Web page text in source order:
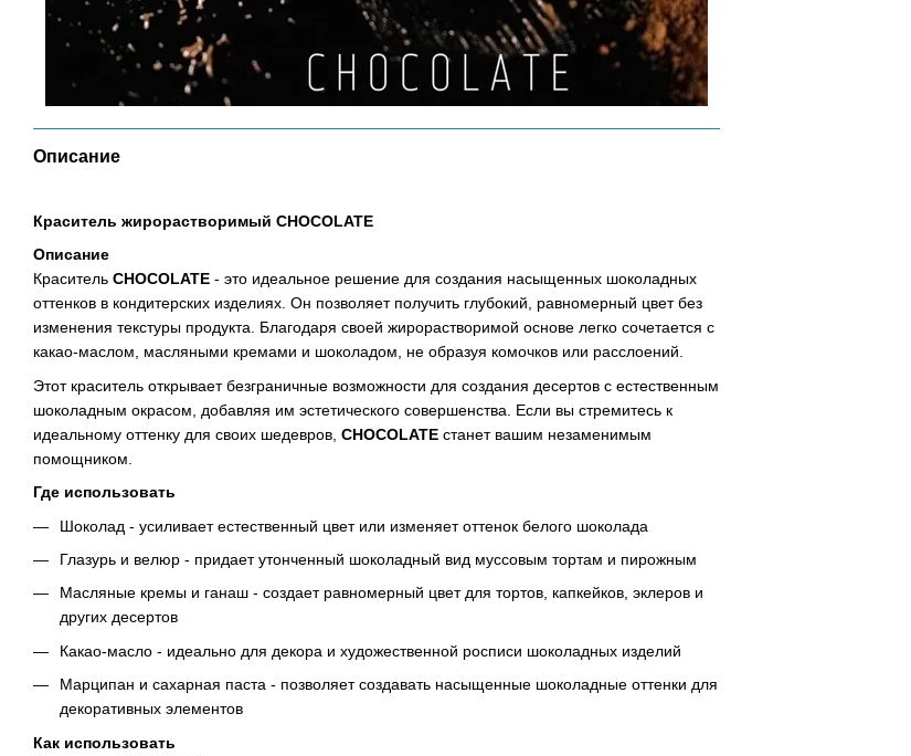
Описание
Краситель жирорастворимый CHOCOLATE
Описание
Краситель CHOCOLATE - это идеальное решение для создания насыщенных шоколадных
оттенков в кондитерских изделиях. Он позволяет получить глубокий, равномерный цвет без
изменения текстуры продукта. Благодаря своей жирорастворимой основе легко сочетается с
какао-маслом, масляными кремами и шоколадом, не образуя комочков или расслоений.
Этот краситель открывает безграничные возможности для создания десертов с естественным
шоколадным окрасом, добавляя им эстетического совершенства. Если вы стремитесь к
идеальному оттенку для своих шедевров, CHOCOLATE станет вашим незаменимым
помощником.
Где использовать
Шоколад - усиливает естественный цвет или изменяет оттенок белого шоколада
Глазурь и велюр - придает утонченный шоколадный вид муссовым тортам и пирожным
Масляные кремы и ганаш - создает равномерный цвет для тортов, капкейков, эклеров и
других десертов
Какао-масло - идеально для декора и художественной росписи шоколадных изделий
Марципан и сахарная паста - позволяет создавать насыщенные шоколадные оттенки для
декоративных элементов
Как использовать